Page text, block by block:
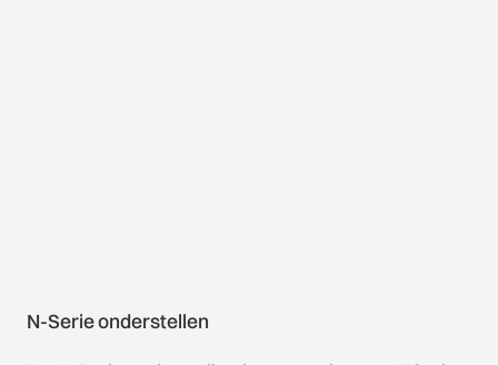
N-Serie onderstellen